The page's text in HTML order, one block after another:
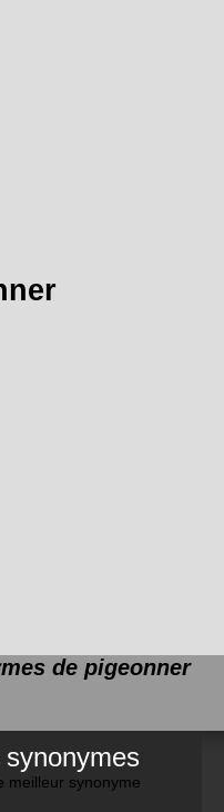
de pigeonner
meilleur synonyme